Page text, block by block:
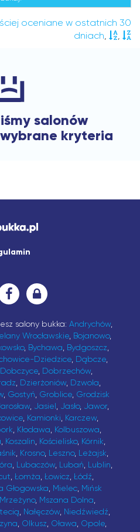
oceniane w ostatnich 30
dniach, ,
salonów
kryteria
salony bukka: Andrychów,
Wrocławskie, Bojanowo,
, Bychawa, Bydgoszcz,
Dziedzice, Dąbcze,
Dobczyce, Dobrzechów,
, Dzierżoniów, Dzwola,
, Gostyń, Groblice, Grodzisk
, Jasiel, Jasło, Jawor,
, Kamionki, Karczew,
, Kłodawa, Kolbuszowa,
, Koszalin, Kościelisko, Kórnik,
, Krosno, Leszno, Leżajsk,
, Lubaczów, Lubań, Lublin,
, Łomża, Łowicz, Łódź,
Głogowska, Mielec, Mińsk
Mrzeżyno, Mszana Dolna,
, Nałęczów, Niedźwiedź,
, Olkusz, Oława, Opole,